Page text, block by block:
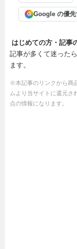
G Google の優
はじめての方・記事
記事が多くて迷ったら
ます。
※本記事のリンクから商
ムより当サイトに還元さ
点の情報になります。